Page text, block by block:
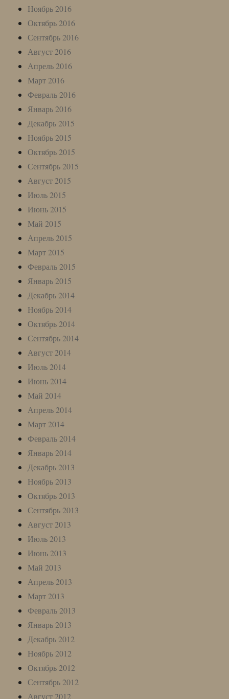
Ноябрь 2016
Октябрь 2016
Сентябрь 2016
Август 2016
Апрель 2016
Март 2016
Февраль 2016
Январь 2016
Декабрь 2015
Ноябрь 2015
Октябрь 2015
Сентябрь 2015
Август 2015
Июль 2015
Июнь 2015
Май 2015
Апрель 2015
Март 2015
Февраль 2015
Январь 2015
Декабрь 2014
Ноябрь 2014
Октябрь 2014
Сентябрь 2014
Август 2014
Июль 2014
Июнь 2014
Май 2014
Апрель 2014
Март 2014
Февраль 2014
Январь 2014
Декабрь 2013
Ноябрь 2013
Октябрь 2013
Сентябрь 2013
Август 2013
Июль 2013
Июнь 2013
Май 2013
Апрель 2013
Март 2013
Февраль 2013
Январь 2013
Декабрь 2012
Ноябрь 2012
Октябрь 2012
Сентябрь 2012
Август 2012